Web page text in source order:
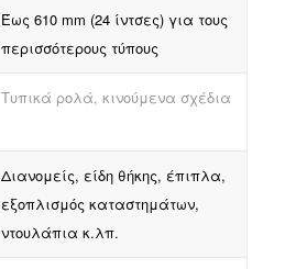
Έως 610 mm (24 ίντσες) για τους
περισσότερους τύπους
Τυπικά ρολά, κινούμενα σχέδια
Διανομείς, είδη θήκης, έπιπλα,
εξοπλισμός καταστημάτων,
ντουλάπια κ.λπ.